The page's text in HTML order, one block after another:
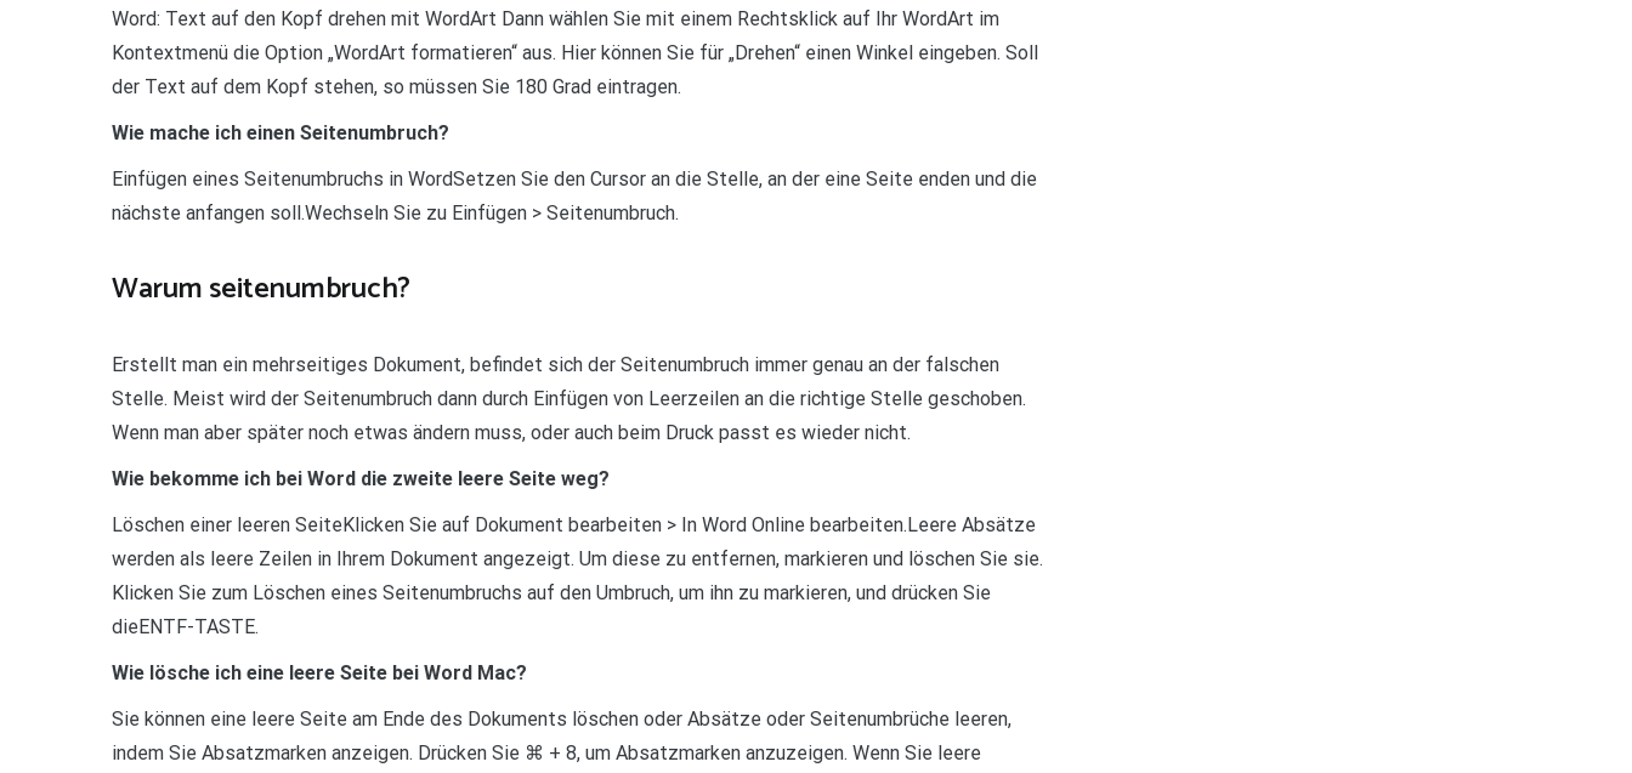
Word: Text auf den Kopf drehen mit WordArt Dann wählen Sie mit einem Rechtsklick auf Ihr WordArt im
Kontextmenü die Option „WordArt formatieren“ aus. Hier können Sie für „Drehen“ einen Winkel eingeben. Soll
der Text auf dem Kopf stehen, so müssen Sie 180 Grad eintragen.
Wie mache ich einen Seitenumbruch?
Einfügen eines Seitenumbruchs in WordSetzen Sie den Cursor an die Stelle, an der eine Seite enden und die
nächste anfangen soll.Wechseln Sie zu Einfügen > Seitenumbruch.
Warum seitenumbruch?
Erstellt man ein mehrseitiges Dokument, befindet sich der Seitenumbruch immer genau an der falschen
Stelle. Meist wird der Seitenumbruch dann durch Einfügen von Leerzeilen an die richtige Stelle geschoben.
Wenn man aber später noch etwas ändern muss, oder auch beim Druck passt es wieder nicht.
Wie bekomme ich bei Word die zweite leere Seite weg?
Löschen einer leeren SeiteKlicken Sie auf Dokument bearbeiten > In Word Online bearbeiten.Leere Absätze
werden als leere Zeilen in Ihrem Dokument angezeigt. Um diese zu entfernen, markieren und löschen Sie sie.
Klicken Sie zum Löschen eines Seitenumbruchs auf den Umbruch, um ihn zu markieren, und drücken Sie
dieENTF-TASTE.
Wie lösche ich eine leere Seite bei Word Mac?
Sie können eine leere Seite am Ende des Dokuments löschen oder Absätze oder Seitenumbrüche leeren,
indem Sie Absatzmarken anzeigen. Drücken Sie ⌘ + 8, um Absatzmarken anzuzeigen. Wenn Sie leere